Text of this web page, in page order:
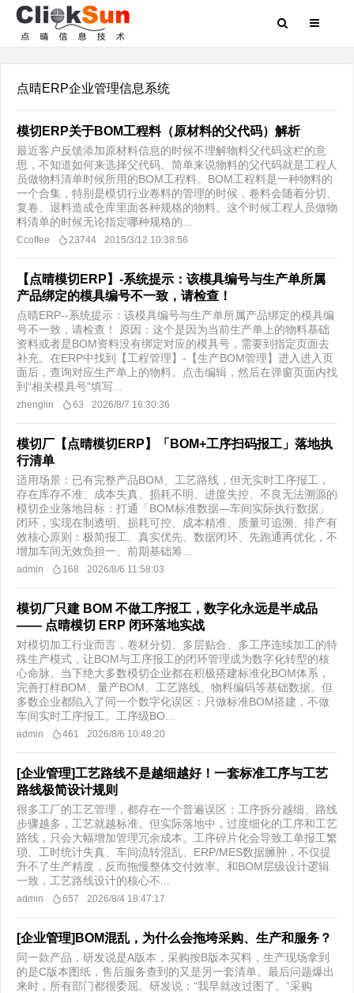
点晴ERP企业管理信息系统
模切ERP关于BOM工程料（原材料的父代码）解析
最近客户反馈添加原材料信息的时候不理解物料父代码这栏的意
思，不知道如何来选择父代码。简单来说物料的父代码就是工程人
员做物料清单时候所用的BOM工程料。BOM工程料是一种物料的
一个合集，特别是模切行业卷料的管理的时候，卷料会随着分切、
复卷、退料造成仓库里面各种规格的物料。这个时候工程人员做物
料清单的时候无论指定哪种规格的...
Ccoffee 23744 2015/3/12 10:38:56
【点晴模切ERP】-系统提示：该模具编号与生产单所属
产品绑定的模具编号不一致，请检查！
点晴ERP--系统提示：该模具编号与生产单所属产品绑定的模具编
号不一致，请检查！ 原因：这个是因为当前生产单上的物料基础
资料或者是BOM资料没有绑定对应的模具号，需要到指定页面去
补充。在ERP中找到【工程管理】-【生产BOM管理】进入进入页
面后，查询对应生产单上的物料。点击编辑，然后在弹窗页面内找
到“相关模具号”填写...
zhenglin 63 2026/8/7 16:30:36
模切厂【点晴模切ERP】「BOM+工序扫码报工」落地执
行清单
适用场景：已有完整产品BOM、工艺路线，但无实时工序报工，
存在库存不准、成本失真、损耗不明、进度失控、不良无法溯源的
模切企业落地目标：打通「BOM标准数据—车间实际执行数据」
闭环，实现在制透明、损耗可控、成本精准、质量可追溯、排产有
效核心原则：极简报工、真实优先、数据闭环、先跑通再优化，不
增加车间无效负担一、前期基础筹...
admin 168 2026/8/6 11:58:03
模切厂只建 BOM 不做工序报工，数字化永远是半成品
—— 点晴模切 ERP 闭环落地实战
对模切加工行业而言，卷材分切、多层贴合、多工序连续加工的特
殊生产模式，让BOM与工序报工的闭环管理成为数字化转型的核
心命脉。当下绝大多数模切企业都在积极搭建标准化BOM体系，
完善打样BOM、量产BOM、工艺路线、物料编码等基础数据。但
多数企业都陷入了同一个数字化误区：只做标准BOM搭建，不做
车间实时工序报工。工序级BO...
admin 461 2026/8/6 10:48:20
[企业管理]工艺路线不是越细越好！一套标准工序与工艺
路线极简设计规则
很多工厂的工艺管理，都存在一个普遍误区：工序拆分越细、路线
步骤越多，工艺就越标准。但实际落地中，过度细化的工序和工艺
路线，只会大幅增加管理冗余成本。工序碎片化会导致工单报工繁
琐、工时统计失真、车间流转混乱、ERP/MES数据臃肿，不仅提
升不了生产精度，反而拖慢整体交付效率。和BOM层级设计逻辑
一致，工艺路线设计的核心不...
admin 657 2026/8/4 18:47:17
[企业管理]BOM混乱，为什么会拖垮采购、生产和服务？
同一款产品，研发说是A版本，采购按B版本买料，生产现场拿到
的是C版本图纸，售后服务查到的又是另一套清单。最后问题爆出
来时，所有部门都很委屈。研发说：“我早就改过图了。”采购